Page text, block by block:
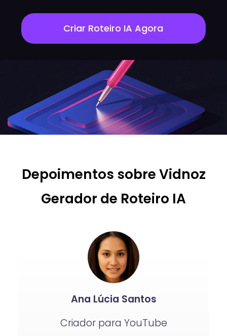
Criar Roteiro IA Agora
Depoimentos sobre Vidnoz
Gerador de Roteiro IA
Ana Lúcia Santos
Criador para YouTube